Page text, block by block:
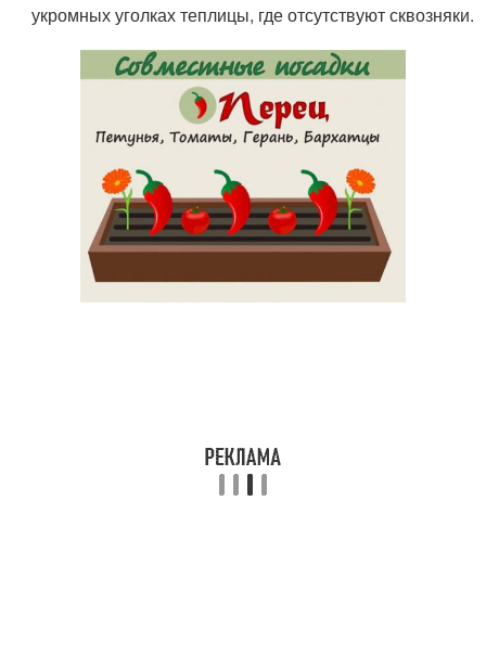
укромных уголках теплицы, где отсутствуют сквозняки.